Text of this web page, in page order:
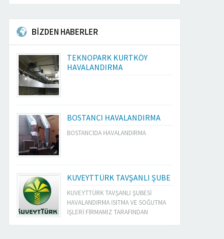
BİZDEN HABERLER
TEKNOPARK KURTKÖY
HAVALANDIRMA
BOSTANCI HAVALANDIRMA
BOSTANCIDA HAVALANDIRMA
KUVEYTTÜRK TAVŞANLI ŞUBE
KUVEYTTÜRK TAVŞANLI ŞUBESİ
HAVALANDIRMA ISITMA VE SOĞUTMA
İŞLERİ FİRMAMIZ TARAFINDAN